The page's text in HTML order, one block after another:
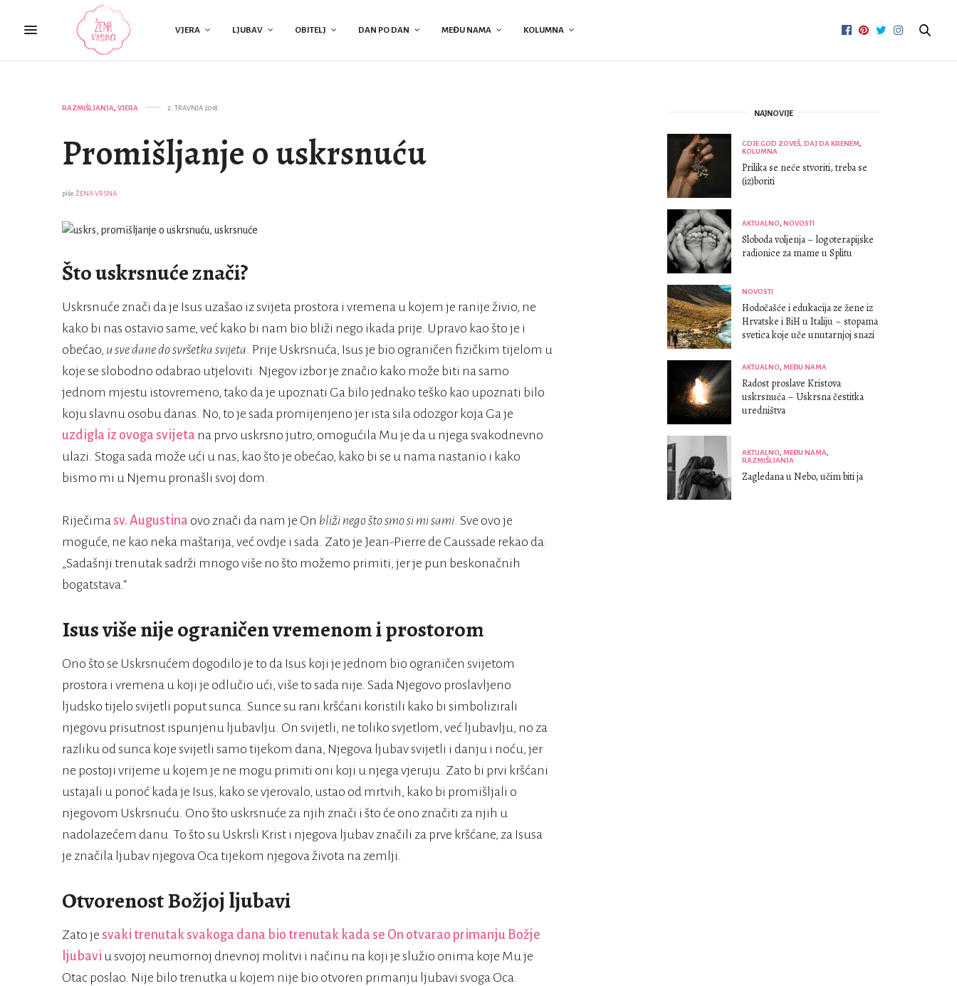
VJERA LJUBAV OBITELJ DAN PO DAN MEĐU NAMA KOLUMNA
RAZMIŠLJANJA, VJERA 2. TRAVNJA 2018.
Promišljanje o uskrsnuću
piše ŽENA VRSNA
Što uskrsnuće znači?
Uskrsnuće znači da je Isus uzašao iz svijeta prostora i vremena u kojem je ranije živio, ne
kako bi nas ostavio same, već kako bi nam bio bliži nego ikada prije. Upravo kao što je i
obećao, u sve dane do svršetka svijeta. Prije Uskrsnuća, Isus je bio ograničen fizičkim tijelom u
koje se slobodno odabrao utjeloviti. Njegov izbor je značio kako može biti na samo
jednom mjestu istovremeno, tako da je upoznati Ga bilo jednako teško kao upoznati bilo
koju slavnu osobu danas. No, to je sada promijenjeno jer ista sila odozgor koja Ga je
uzdigla iz ovoga svijeta na prvo uskrsno jutro, omogućila Mu je da u njega svakodnevno
ulazi. Stoga sada može ući u nas, kao što je obećao, kako bi se u nama nastanio i kako
bismo mi u Njemu pronašli svoj dom.
Riječimasv. Augustina ovo znači da nam je On bliži nego što smo si mi sami. Sve ovo je
moguće, ne kao neka maštarija, već ovdje i sada. Zato je Jean-Pierre de Caussade rekao da:
„Sadašnji trenutak sadrži mnogo više no što možemo primiti, jer je pun beskonačnih
bogatstava.“
Isus više nije ograničen vremenom i prostorom
Ono što se Uskrsnućem dogodilo je to da Isus koji je jednom bio ograničen svijetom
prostora i vremena u koji je odlučio ući, više to sada nije. Sada Njegovo proslavljeno
ljudsko tijelo svijetli poput sunca. Sunce su rani kršćani koristili kako bi simbolizirali
njegovu prisutnost ispunjenu ljubavlju. On svijetli, ne toliko svjetlom, već ljubavlju, no za
razliku od sunca koje svijetli samo tijekom dana, Njegova ljubav svijetli i danju i noću, jer
ne postoji vrijeme u kojem je ne mogu primiti oni koji u njega vjeruju. Zato bi prvi kršćani
ustajali u ponoć kada je Isus, kako se vjerovalo, ustao od mrtvih, kako bi promišljali o
njegovom Uskrsnuću. Ono što uskrsnuće za njih znači i što će ono značiti za njih u
nadolazećem danu. To što su Uskrsli Krist i njegova ljubav značili za prve kršćane, za Isusa
je značila ljubav njegova Oca tijekom njegova života na zemlji.
Otvorenost Božjoj ljubavi
Zato je svaki trenutak svakoga dana bio trenutak kada se On otvarao primanju Božje
ljubavi u svojoj neumornoj dnevnoj molitvi i načinu na koji je služio onima koje Mu je
Otac poslao. Nije bilo trenutka u kojem nije bio otvoren primanju ljubavi svoga Oca.
NAJNOVIJE
GDJE GOD ZOVEŠ, DAJ DA KRENEM,
KOLUMNA
Prilika se neće stvoriti, treba se
(iz)boriti
AKTUALNO, NOVOSTI
Sloboda voljenja – logoterapijske
radionice za mame u Splitu
NOVOSTI
Hodočašće i edukacija ze žene iz
Hrvatske i BiH u Italiju – stopama
svetica koje uče unutarnjoj snazi
AKTUALNO, MEĐU NAMA
Radost proslave Kristova
uskrsnuća – Uskrsna čestitka
uredništva
AKTUALNO, MEĐU NAMA,
RAZMIŠLJANJA
Zagledana u Nebo, učim biti ja